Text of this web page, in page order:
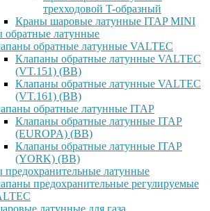
трехходовой T-образный
Краны шаровые латунные ITAP MINI
обратные латунные
обратные латунные VALTEC
Клапаны обратные латунные VALTEC
(VT.151) (ВВ)
Клапаны обратные латунные VALTEC
(VT.161) (ВВ)
обратные латунные ITAP
Клапаны обратные латунные ITAP
(EUROPA) (ВВ)
Клапаны обратные латунные ITAP
(YORK) (ВВ)
предохранительные латунные
предохранительные регулируемые
латунные для газа